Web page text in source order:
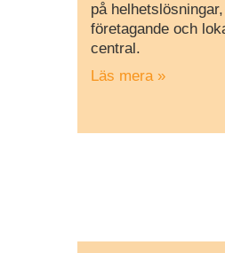
på
företagande och
central.
Läs mera »